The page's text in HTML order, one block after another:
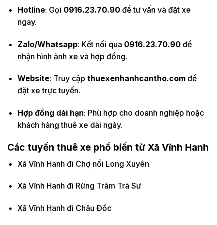
Hotline: Gọi 0916.23.70.90để tư vấn và đặt xe
ngay.
Zalo/Whatsapp: Kết nối qua 0916.23.70.90để
nhận hình ảnh xe và hợp đồng.
Website: Truy cập thuexenhanhcantho.comđể
đặt xe trực tuyến.
Hợp đồng dài hạn: Phù hợp cho doanh nghiệp hoặc
khách hàng thuê xe dài ngày.
Các tuyến thuê xe phổ biến từ Xã Vĩnh Hanh
Xã Vĩnh Hanh đi Chợ nổi Long Xuyên
Xã Vĩnh Hanh đi Rừng Tràm Trà Sư
Xã Vĩnh Hanh đi Châu Đốc